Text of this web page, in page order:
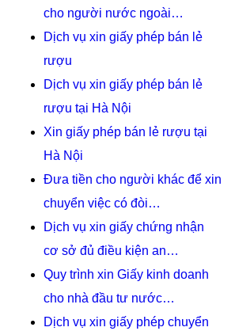
cho người nước ngoài…
Dịch vụ xin giấy phép bán lẻ
rượu
Dịch vụ xin giấy phép bán lẻ
rượu tại Hà Nội
Xin giấy phép bán lẻ rượu tại
Hà Nội
Đưa tiền cho người khác để xin
chuyển việc có đòi…
Dịch vụ xin giấy chứng nhận
cơ sở đủ điều kiện an…
Quy trình xin Giấy kinh doanh
cho nhà đầu tư nước…
Dịch vụ xin giấy phép chuyển